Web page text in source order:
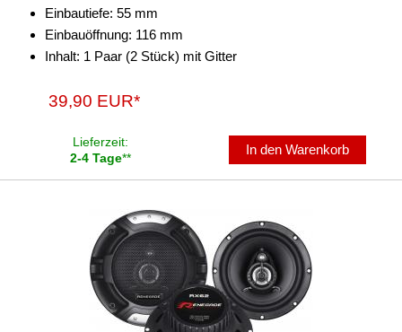
Einbautiefe: 55 mm
Einbauöffnung: 116 mm
Inhalt: 1 Paar (2 Stück) mit Gitter
39,90 EUR*
Lieferzeit:
2-4 Tage**
In den Warenkorb